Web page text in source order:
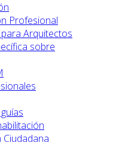
Profesional
Arquitectos
sobre
Ciudadana